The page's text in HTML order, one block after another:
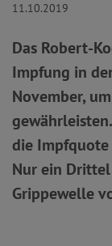
11.10.2019
Das Robert-
Impfung in
November,
die
Nur ein
Grippewelle